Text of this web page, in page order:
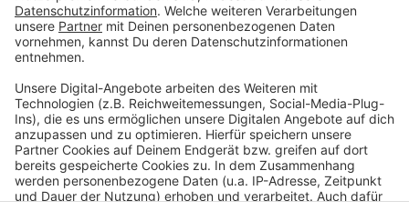
Anzeige
Anzeige